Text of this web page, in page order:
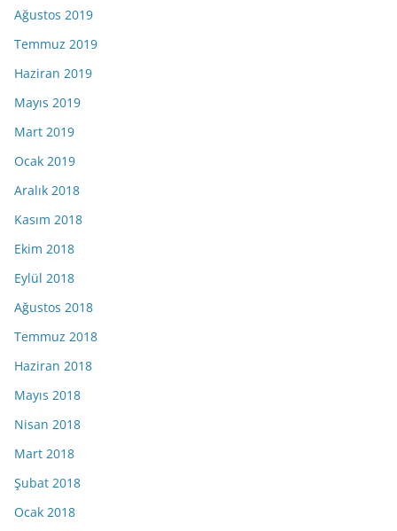
Ağustos 2019
Temmuz 2019
Haziran 2019
Mayıs 2019
Mart 2019
Ocak 2019
Aralık 2018
Kasım 2018
Ekim 2018
Eylül 2018
Ağustos 2018
Temmuz 2018
Haziran 2018
Mayıs 2018
Nisan 2018
Mart 2018
Şubat 2018
Ocak 2018